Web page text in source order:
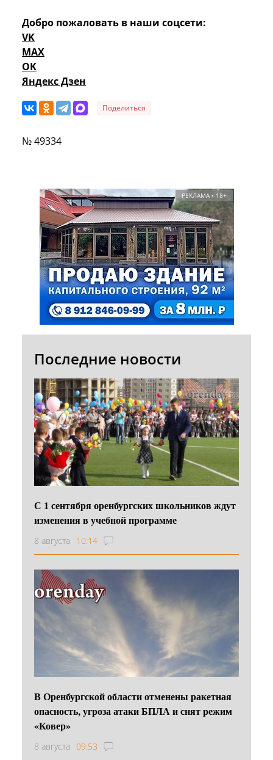
Добро пожаловать в наши соцсети:
VK
MAX
OK
Яндекс Дзен
Поделиться
№ 49334
РЕКЛАМА • 18+
Последние новости
С 1 сентября оренбургских школьников ждут
изменения в учебной программе
8 августа 10:14
В Оренбургской области отменены ракетная
опасность, угроза атаки БПЛА и снят режим
«Ковер»
8 августа 09:53